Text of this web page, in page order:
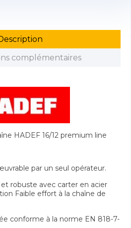
complémentaires
HADEF 16/12 premium line
par un seul opérateur.
robuste avec carter en acier
Faible effort à la chaîne de
conforme à la norme EN 818-7-